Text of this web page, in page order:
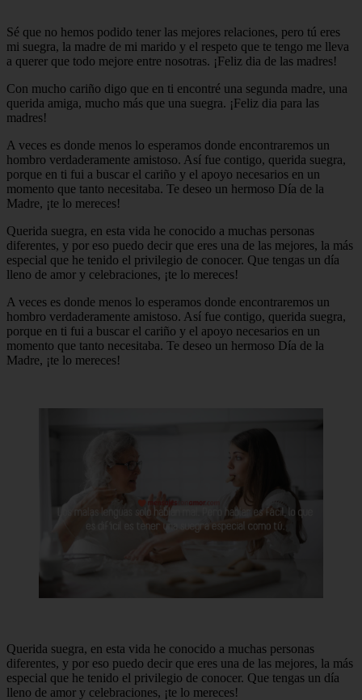
Sé que no hemos podido tener las mejores relaciones, pero tú eres
mi suegra, la madre de mi marido y el respeto que te tengo me lleva
a querer que todo mejore entre nosotras. ¡Feliz dia de las madres!
Con mucho cariño digo que en ti encontré una segunda madre, una
querida amiga, mucho más que una suegra. ¡Feliz dia para las
madres!
A veces es donde menos lo esperamos donde encontraremos un
hombro verdaderamente amistoso. Así fue contigo, querida suegra,
porque en ti fui a buscar el cariño y el apoyo necesarios en un
momento que tanto necesitaba. Te deseo un hermoso Día de la
Madre, ¡te lo mereces!
Querida suegra, en esta vida he conocido a muchas personas
diferentes, y por eso puedo decir que eres una de las mejores, la más
especial que he tenido el privilegio de conocer. Que tengas un día
lleno de amor y celebraciones, ¡te lo mereces!
A veces es donde menos lo esperamos donde encontraremos un
hombro verdaderamente amistoso. Así fue contigo, querida suegra,
porque en ti fui a buscar el cariño y el apoyo necesarios en un
momento que tanto necesitaba. Te deseo un hermoso Día de la
Madre, ¡te lo mereces!
Querida suegra, en esta vida he conocido a muchas personas
diferentes, y por eso puedo decir que eres una de las mejores, la más
especial que he tenido el privilegio de conocer. Que tengas un día
lleno de amor y celebraciones, ¡te lo mereces!